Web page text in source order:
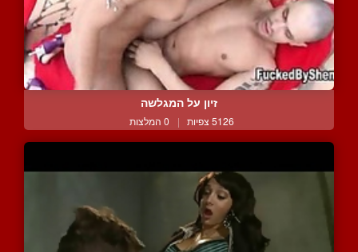
זיון על המגלשה
5126 צפיות | 0 המלצות